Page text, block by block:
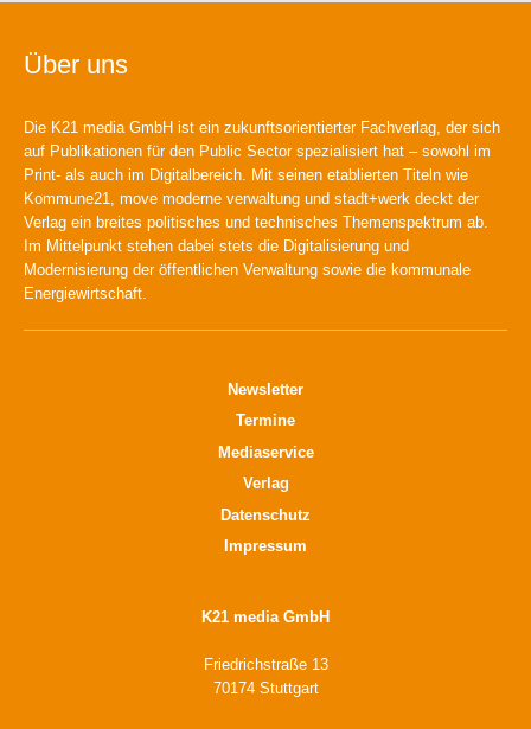
Über uns
Die K21 media GmbH ist ein zukunftsorientierter Fachverlag, der sich
auf Publikationen für den Public Sector spezialisiert hat – sowohl im
Print- als auch im Digitalbereich. Mit seinen etablierten Titeln wie
Kommune21, move moderne verwaltung und stadt+werk deckt der
Verlag ein breites politisches und technisches Themenspektrum ab.
Im Mittelpunkt stehen dabei stets die Digitalisierung und
Modernisierung der öffentlichen Verwaltung sowie die kommunale
Energiewirtschaft.
Newsletter
Termine
Mediaservice
Verlag
Datenschutz
Impressum
K21 media GmbH
Friedrichstraße 13
70174 Stuttgart